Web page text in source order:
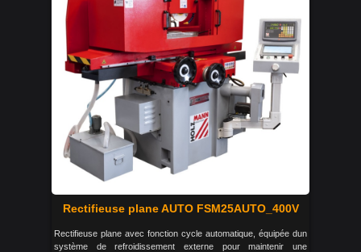
Rectifieuse plane AUTO FSM25AUTO_400V
Rectifieuse plane avec fonction cycle automatique, équipée dun
système de refroidissement externe pour maintenir une